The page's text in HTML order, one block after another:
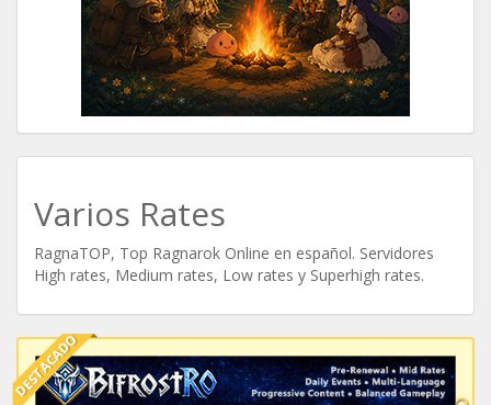
Varios Rates
RagnaTOP, Top Ragnarok Online en español. Servidores
High rates, Medium rates, Low rates y Superhigh rates.
DESTACADO